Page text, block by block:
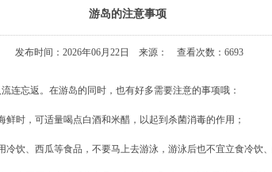
游岛的注意事项
发布时间：2026年06月22日 来源： 查看次数：6693
连忘返。在游岛的同时，也有好多需要注意的事项哦：
时，可适量喝点白酒和米醋，以起到杀菌消毒的作用；
饮、西瓜等食品，不要马上去游泳，游泳后也不宜立食冷饮、